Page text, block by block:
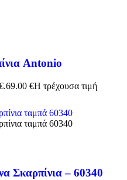
Antonio
69.00 €Η τρέχουσα τιμή
Σκαρπίνια – 60340